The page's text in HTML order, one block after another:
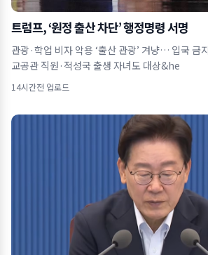
트럼프, ‘원정 출산 차단’ 행정명령 서명
관광·학업 비자 악용 ‘출산 관광’ 겨냥… 입국 금
교공관 직원·적성국 출생 자녀도 대상&he
14시간전 업로드